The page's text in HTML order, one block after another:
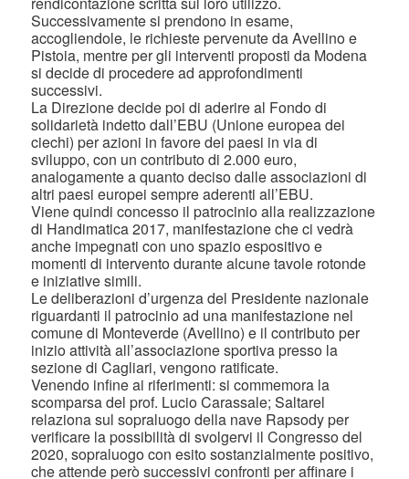
Successivamente si prendono in esame,
accogliendole, le richieste pervenute da Avellino e
Pistoia, mentre per gli interventi proposti da Modena
si decide di procedere ad approfondimenti
successivi.
La Direzione decide poi di aderire al Fondo di
solidarietà indetto dall’EBU (Unione europea dei
ciechi) per azioni in favore dei paesi in via di
sviluppo, con un contributo di 2.000 euro,
analogamente a quanto deciso dalle associazioni di
altri paesi europei sempre aderenti all’EBU.
Viene quindi concesso il patrocinio alla realizzazione
di Handimatica 2017, manifestazione che ci vedrà
anche impegnati con uno spazio espositivo e
momenti di intervento durante alcune tavole rotonde
e iniziative simili.
Le deliberazioni d’urgenza del Presidente nazionale
riguardanti il patrocinio ad una manifestazione nel
comune di Monteverde (Avellino) e il contributo per
inizio attività all’associazione sportiva presso la
sezione di Cagliari, vengono ratificate.
Venendo infine ai riferimenti: si commemora la
scomparsa del prof. Lucio Carassale; Saltarel
relaziona sul sopraluogo della nave Rapsody per
verificare la possibilità di svolgervi il Congresso del
2020, sopraluogo con esito sostanzialmente positivo,
che attende però successivi confronti per affinare i